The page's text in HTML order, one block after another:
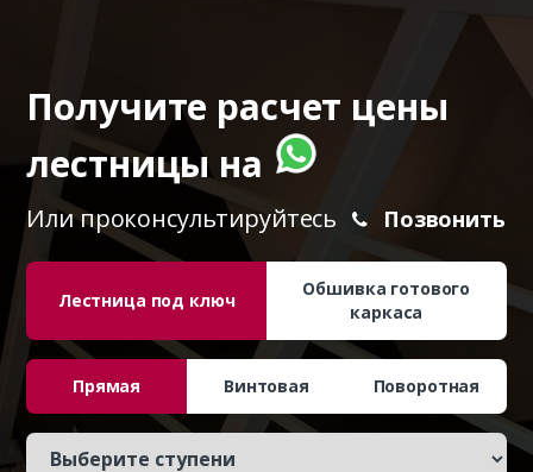
Получите расчет цены
лестницы на
Или проконсультируйтесь Позвонить
Лестница под ключ
Обшивка готового
каркаса
Прямая Винтовая Поворотная